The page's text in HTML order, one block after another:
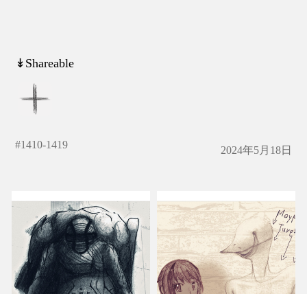
↡Shareable
#1410-1419 2024年5月18日